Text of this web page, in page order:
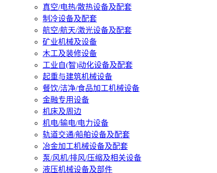
真空/电热/散热设备及配套
制冷设备及配套
航空/航天/激光设备及配套
矿业机械及设备
木工及装修设备
工业自(智)动化设备及配套
起重与建筑机械设备
餐饮/洁净/食品加工机械设备
金融专用设备
机床及周边
机电/输电/电力设备
轨道交通/船舶设备及配套
冶金加工机械设备及配套
泵/风机/排风/压缩及相关设备
液压机械设备及部件